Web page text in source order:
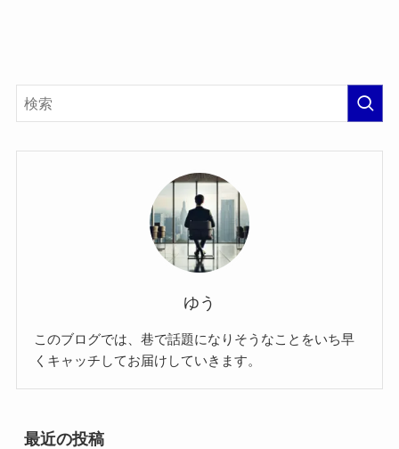
ゆう
このブログでは、巷で話題になりそうなことをいち早
くキャッチしてお届けしていきます。
最近の投稿